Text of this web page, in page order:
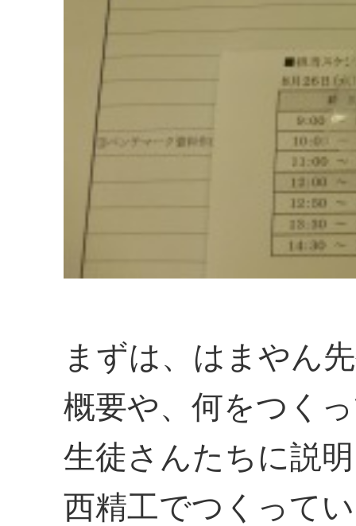
まずは、はまやん
概要や、何をつく
生徒さんたちに説
西精工でつくって